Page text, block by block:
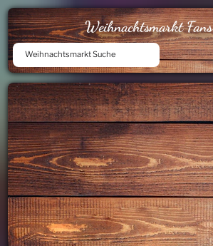
Weihnachtsmarkt Fans
Weihnachtsmarkt Suche